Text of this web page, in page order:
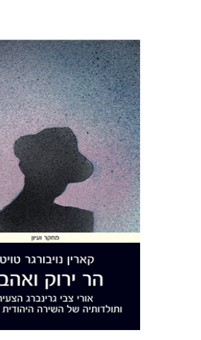
קארין נויבורגר-טויטו
הנחת אתר ספר מודפס
$35
$32